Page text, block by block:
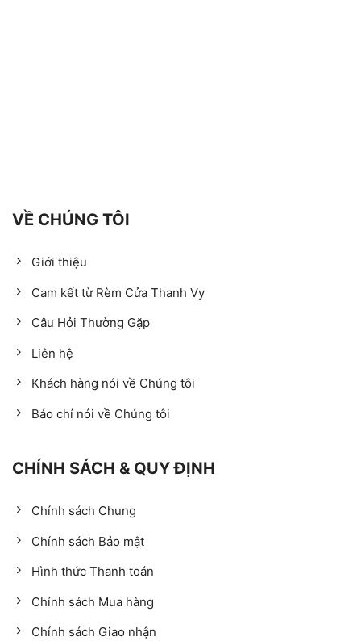
VỀ CHÚNG TÔI
Giới thiệu
Cam kết từ Rèm Cửa Thanh Vy
Câu Hỏi Thường Gặp
Liên hệ
Khách hàng nói về Chúng tôi
Báo chí nói về Chúng tôi
CHÍNH SÁCH & QUY ĐỊNH
Chính sách Chung
Chính sách Bảo mật
Hình thức Thanh toán
Chính sách Mua hàng
Chính sách Giao nhận